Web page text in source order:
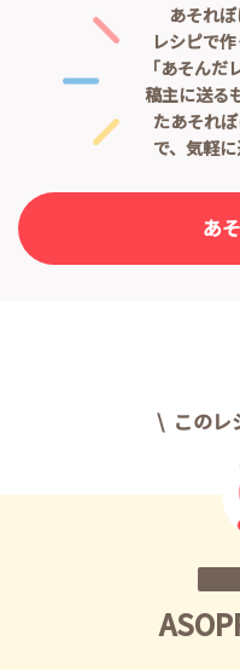
あそれ
レシピで
「あそん
稿主に送る
たあそれ
で、気軽
あ
このレ